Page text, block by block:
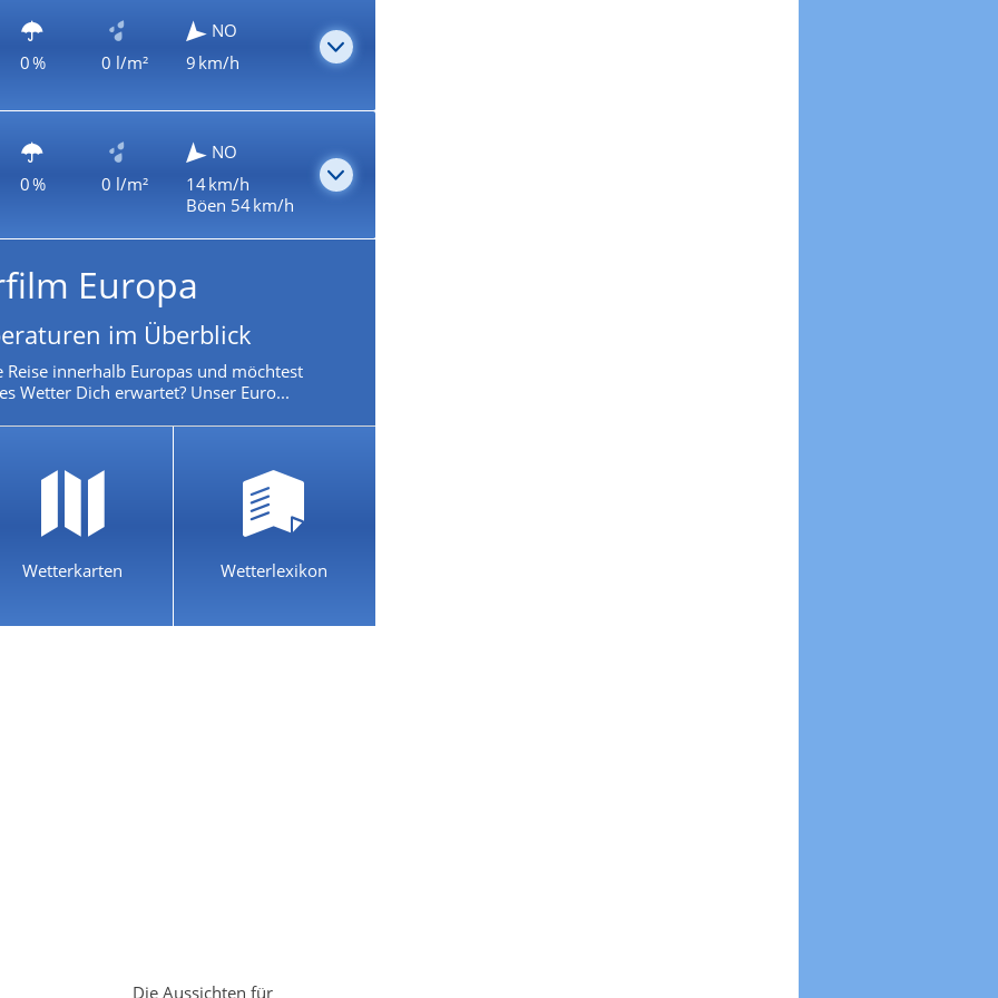
0 % 0 l/m²
NO
9 km/h
0 % 0 l/m²
NO
14 km/h
Böen 54 km/h
Europa
im Überblick
Reise innerhalb Europas und möchtest
Wetter Dich erwartet? Unser Euro...
Wetterkarten Wetterlexikon
Die Aussichten für